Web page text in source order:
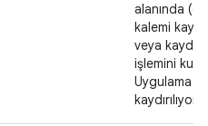
alanında
kalemi
veya
işlemini
Uygulama
kaydırılıyor.